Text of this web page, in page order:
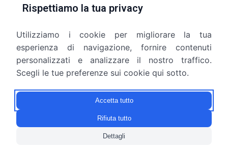
30 Luglio 2026
Formazione sulla sicurezza per aziende con molti dipendenti:
come organizzare corsi, scadenze e più sedi
25 Luglio 2026
Armadietti aziendali e privacy: il datore di lavoro può aprirli?
9 Luglio 2026
Rispettiamo la tua privacy
Utilizziamo i cookie per migliorare la tua
esperienza di navigazione, fornire contenuti
personalizzati e analizzare il nostro traffico.
Scegli le tue preferenze sui cookie qui sotto.
Accetta tutto
Rifiuta tutto
Dettagli